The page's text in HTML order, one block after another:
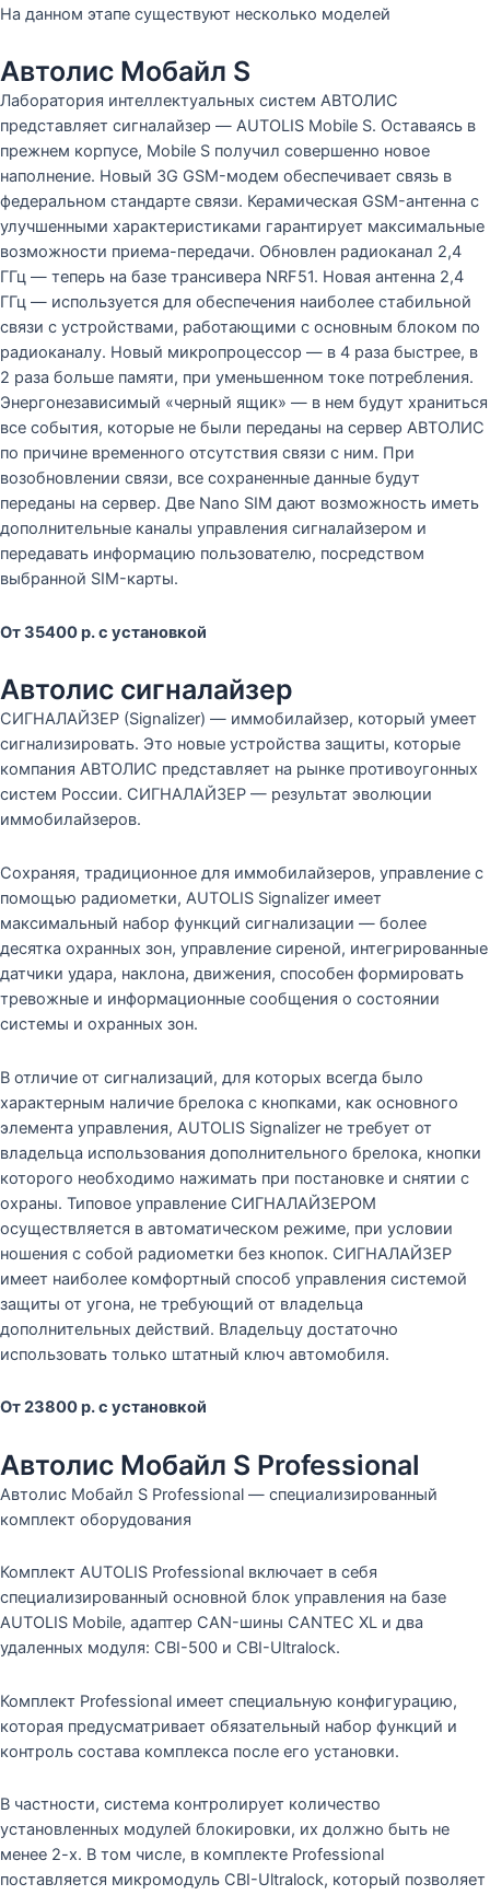
На данном этапе существуют несколько моделей
Автолис Мобайл S
Лаборатория интеллектуальных систем АВТОЛИС
представляет сигналайзер — AUTOLIS Mobile S. Оставаясь в
прежнем корпусе, Mobile S получил совершенно новое
наполнение. Новый 3G GSM-модем обеспечивает связь в
федеральном стандарте связи. Керамическая GSM-антенна с
улучшенными характеристиками гарантирует максимальные
возможности приема-передачи. Обновлен радиоканал 2,4
ГГц — теперь на базе трансивера NRF51. Новая антенна 2,4
ГГц — используется для обеспечения наиболее стабильной
связи с устройствами, работающими с основным блоком по
радиоканалу. Новый микропроцессор — в 4 раза быстрее, в
2 раза больше памяти, при уменьшенном токе потребления.
Энергонезависимый «черный ящик» — в нем будут храниться
все события, которые не были переданы на сервер АВТОЛИС
по причине временного отсутствия связи с ним. При
возобновлении связи, все сохраненные данные будут
переданы на сервер. Две Nаno SIM дают возможность иметь
дополнительные каналы управления сигналайзером и
передавать информацию пользователю, посредством
выбранной SIM-карты.
От 35400 р. с установкой
Автолис сигналайзер
СИГНАЛАЙЗЕР (Signalizer) — иммобилайзер, который умеет
сигнализировать. Это новые устройства защиты, которые
компания АВТОЛИС представляет на рынке противоугонных
систем России. СИГНАЛАЙЗЕР — результат эволюции
иммобилайзеров.
Сохраняя, традиционное для иммобилайзеров, управление с
помощью радиометки, AUTOLIS Signalizer имеет
максимальный набор функций сигнализации — более
десятка охранных зон, управление сиреной, интегрированные
датчики удара, наклона, движения, способен формировать
тревожные и информационные сообщения о состоянии
системы и охранных зон.
В отличие от сигнализаций, для которых всегда было
характерным наличие брелока с кнопками, как основного
элемента управления, AUTOLIS Signalizer не требует от
владельца использования дополнительного брелока, кнопки
которого необходимо нажимать при постановке и снятии с
охраны. Типовое управление СИГНАЛАЙЗЕРОМ
осуществляется в автоматическом режиме, при условии
ношения с собой радиометки без кнопок. СИГНАЛАЙЗЕР
имеет наиболее комфортный способ управления системой
защиты от угона, не требующий от владельца
дополнительных действий. Владельцу достаточно
использовать только штатный ключ автомобиля.
От 23800 р. с установкой
Автолис Мобайл S Professional
Автолис Мобайл S Professional — специализированный
комплект оборудования
Комплект AUTOLIS Professional включает в себя
специализированный основной блок управления на базе
AUTOLIS Mobile, адаптер CAN-шины CANTEC XL и два
удаленных модуля: CBI-500 и CBI-Ultralock.
Комплект Professional имеет специальную конфигурацию,
которая предусматривает обязательный набор функций и
контроль состава комплекса после его установки.
В частности, система контролирует количество
установленных модулей блокировки, их должно быть не
менее 2-х. В том числе, в комплекте Professional
поставляется микромодуль CBI-Ultralock, который позволяет